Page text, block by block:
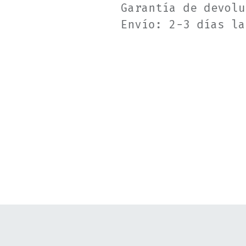
Garantía de
Envío: 2-3 días